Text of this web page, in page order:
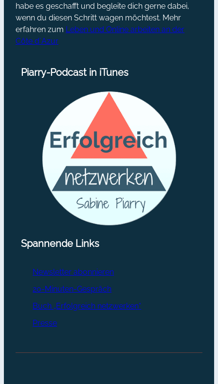
habe es geschafft und begleite dich gerne dabei,
wenn du diesen Schritt wagen möchtest. Mehr
erfahren zum Leben und Online arbeiten an der
Côte d´Azur
Piarry-Podcast in iTunes
Spannende Links
Newsletter abonnieren
20-Minuten-Gespräch
Buch „Erfolgreich netzwerken“
Presse